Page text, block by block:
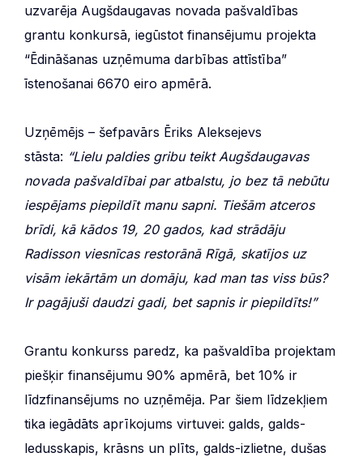
uzvarēja Augšdaugavas novada pašvaldības
grantu konkursā, iegūstot finansējumu projekta
“Ēdināšanas uzņēmuma darbības attīstība”
īstenošanai 6670 eiro apmērā.
Uzņēmējs – šefpavārs Ēriks Aleksejevs
stāsta: “Lielu paldies gribu teikt Augšdaugavas
novada pašvaldībai par atbalstu, jo bez tā nebūtu
iespējams piepildīt manu sapni. Tiešām atceros
brīdi, kā kādos 19, 20 gados, kad strādāju
Radisson viesnīcas restorānā Rīgā, skatījos uz
visām iekārtām un domāju, kad man tas viss būs?
Ir pagājuši daudzi gadi, bet sapnis ir piepildīts!”
Grantu konkurss paredz, ka pašvaldība projektam
piešķir finansējumu 90% apmērā, bet 10% ir
līdzfinansējums no uzņēmēja. Par šiem līdzekļiem
tika iegādāts aprīkojums virtuvei: galds, galds-
ledusskapis, krāsns un plīts, galds-izlietne, dušas